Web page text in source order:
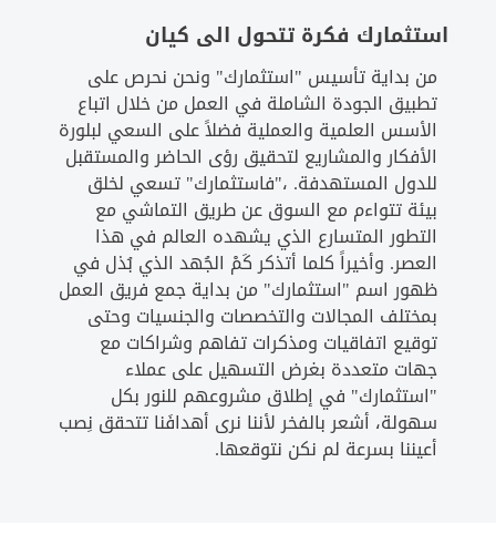
استثمارك فكرة تتحول الى كيان
من بداية تأسيس "استثمارك" ونحن نحرص على
تطبيق الجودة الشاملة في العمل من خلال اتباع
الأسس العلمية والعملية فضلاً على السعي لبلورة
الأفكار والمشاريع لتحقيق رؤى الحاضر والمستقبل
للدول المستهدفة. ،"فاستثمارك" تسعي لخلق
بيئة تتواءم مع السوق عن طريق التماشي مع
التطور المتسارع الذي يشهده العالم في هذا
العصر. وأخيراً كلما أتذكر كَمْ الجُهد الذي بُذل في
ظهور اسم "استثمارك" من بداية جمع فريق العمل
بمختلف المجالات والتخصصات والجنسيات وحتى
توقيع اتفاقيات ومذكرات تفاهم وشراكات مع
جهات متعددة بغرض التسهيل على عملاء
"استثمارك" في إطلاق مشروعهم للنور بكل
سهولة، أشعر بالفخر لأننا نرى أهدافَنا تتحقق نِصب
أعيننا بسرعة لم نكن نتوقعها.